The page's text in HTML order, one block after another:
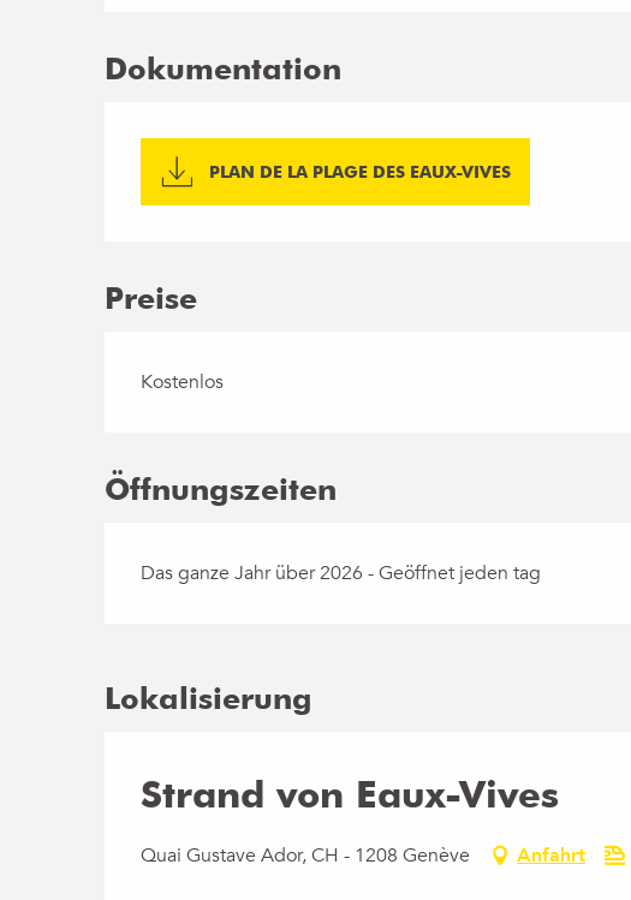
Dokumentation
PLAN DE LA PLAGE DES EAUX-VIVES
Preise
Kostenlos
Öffnungszeiten
Das ganze Jahr über 2026 - Geöffnet jeden tag
Lokalisierung
Strand von Eaux-Vives
Quai Gustave Ador, CH - 1208 Genève Anfahrt